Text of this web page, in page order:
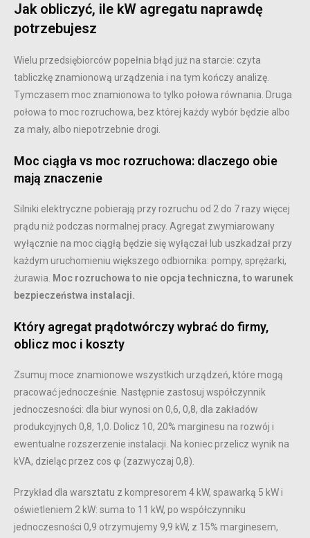
Jak obliczyć, ile kW agregatu naprawdę
potrzebujesz
Wielu przedsiębiorców popełnia błąd już na starcie: czyta
tabliczkę znamionową urządzenia i na tym kończy analizę.
Tymczasem moc znamionowa to tylko połowa równania. Druga
połowa to moc rozruchowa, bez której każdy wybór będzie albo
za mały, albo niepotrzebnie drogi.
Moc ciągła vs moc rozruchowa: dlaczego obie
mają znaczenie
Silniki elektryczne pobierają przy rozruchu od 2 do 7 razy więcej
prądu niż podczas normalnej pracy. Agregat zwymiarowany
wyłącznie na moc ciągłą będzie się wyłączał lub uszkadzał przy
każdym uruchomieniu większego odbiornika: pompy, sprężarki,
żurawia.
Moc rozruchowa to nie opcja techniczna, to warunek
bezpieczeństwa instalacji.
Który agregat prądotwórczy wybrać do firmy,
oblicz moc i koszty
Zsumuj moce znamionowe wszystkich urządzeń, które mogą
pracować jednocześnie. Następnie zastosuj współczynnik
jednoczesności: dla biur wynosi on 0,6, 0,8, dla zakładów
produkcyjnych 0,8, 1,0. Dolicz 10, 20% marginesu na rozwój i
ewentualne rozszerzenie instalacji. Na koniec przelicz wynik na
kVA, dzieląc przez cos φ (zazwyczaj 0,8).
Przykład dla warsztatu z kompresorem 4 kW, spawarką 5 kW i
oświetleniem 2 kW: suma to 11 kW, po współczynniku
jednoczesności 0,9 otrzymujemy 9,9 kW, z 15% marginesem,